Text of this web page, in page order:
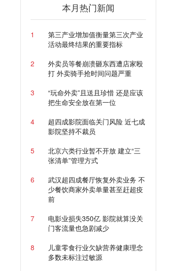
本月热门新闻
1
第三产业增加值衡量第三次产业
活动最终结果的重要指标
2
外卖员等餐崩溃砸东西遭店家殴
打 外卖骑手抢时间问题严重
3
“玩命外卖”且送且珍惜 还是应该
把生命安全放在第一位
4
超四成影院面临关门风险 近七成
影院坚持不裁员
5
北京六类行业暂不开放 建立“三
张清单”管理方式
6
武汉超四成餐厅恢复外卖业务 不
少餐饮商家外卖单量甚至赶超疫
前
7
电影业损失350亿 影院就算没关
门客流量也急剧减少
8
儿童零食行业欠缺营养健康理念
多数未标注过敏源